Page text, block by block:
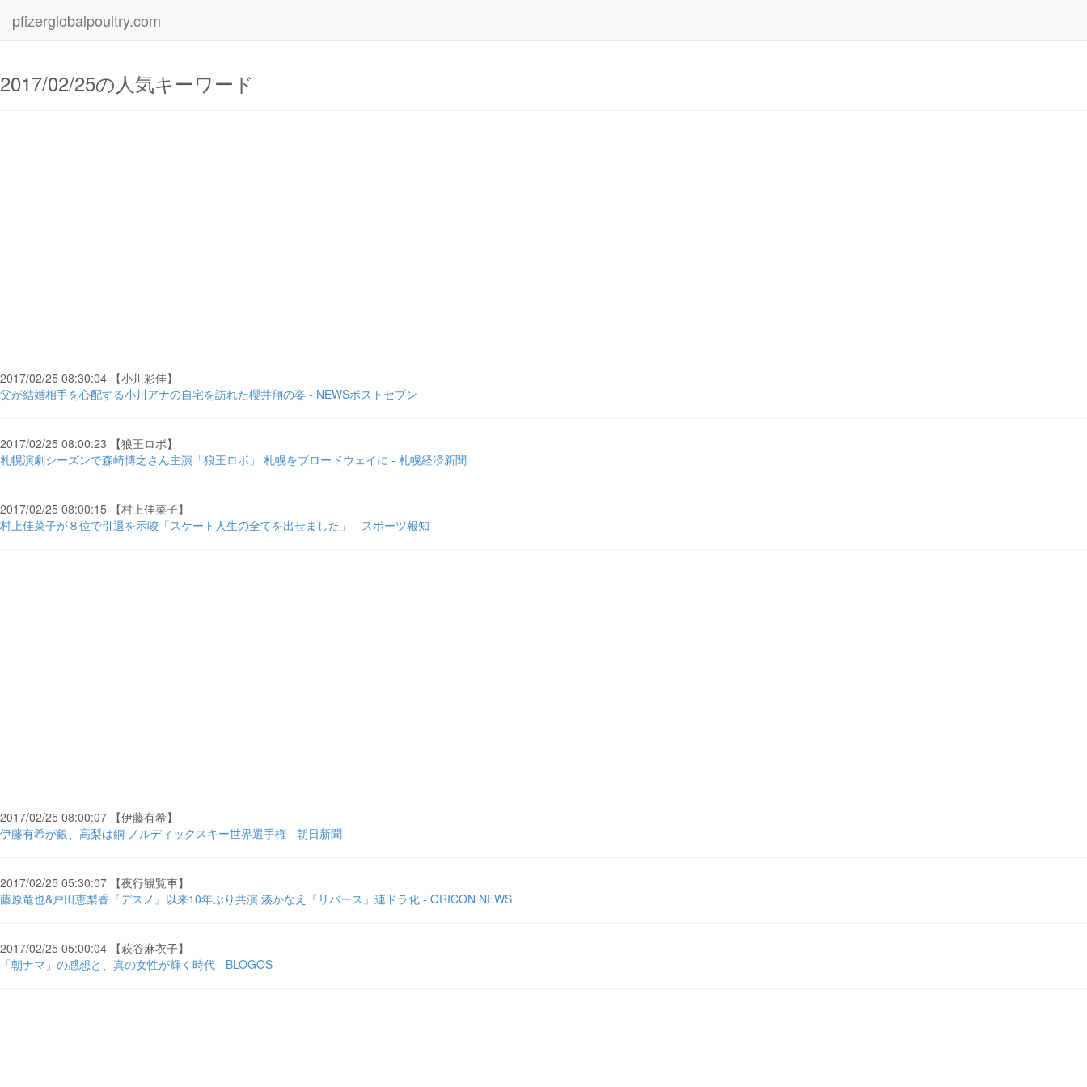
pfizerglobalpoultry.com
2017/02/25の人気キーワード
2017/02/25 08:30:04 【小川彩佳】
父が結婚相手を心配する小川アナの自宅を訪れた櫻井翔の姿 - NEWSポストセブン
2017/02/25 08:00:23 【狼王ロボ】
札幌演劇シーズンで森崎博之さん主演「狼王ロボ」 札幌をブロードウェイに - 札幌経済新聞
2017/02/25 08:00:15 【村上佳菜子】
村上佳菜子が８位で引退を示唆「スケート人生の全てを出せました」 - スポーツ報知
2017/02/25 08:00:07 【伊藤有希】
伊藤有希が銀、高梨は銅 ノルディックスキー世界選手権 - 朝日新聞
2017/02/25 05:30:07 【夜行観覧車】
藤原竜也&戸田恵梨香『デスノ』以来10年ぶり共演 湊かなえ『リバース』連ドラ化 - ORICON NEWS
2017/02/25 05:00:04 【萩谷麻衣子】
「朝ナマ」の感想と、真の女性が輝く時代 - BLOGOS